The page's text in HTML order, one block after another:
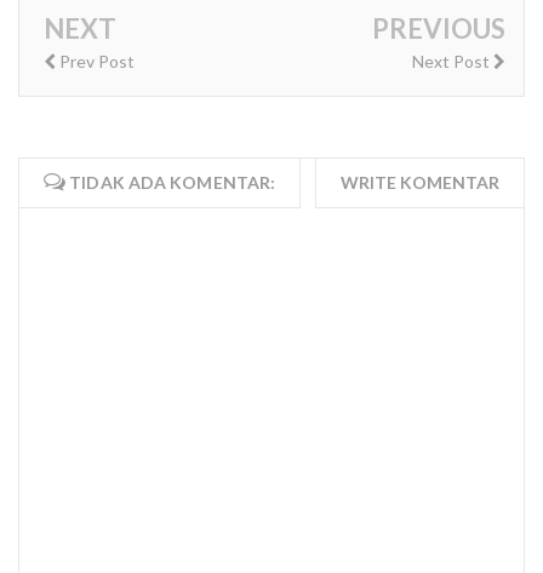
NEXT
Prev Post
PREVIOUS
Next Post
TIDAK ADA KOMENTAR: WRITE KOMENTAR